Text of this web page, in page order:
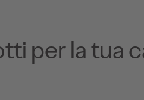
per la tua